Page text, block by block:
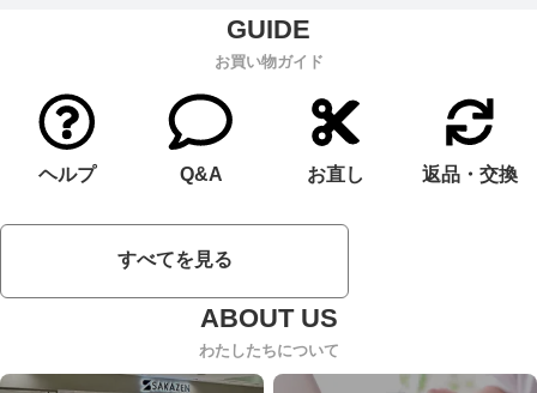
お買い物ガイド
ヘルプ Q&A お直し 返品・交換
すべてを見る
わたしたちについて